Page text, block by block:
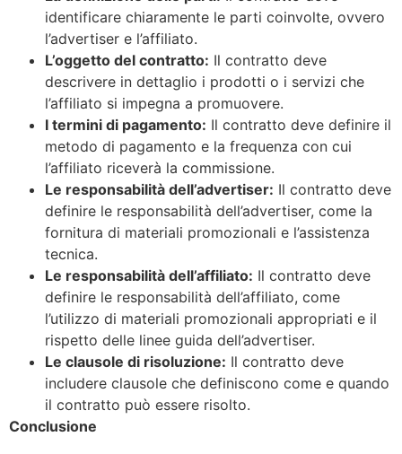
identificare chiaramente le parti coinvolte, ovvero
l’advertiser e l’affiliato.
L’oggetto del contratto: Il contratto deve
descrivere in dettaglio i prodotti o i servizi che
l’affiliato si impegna a promuovere.
I termini di pagamento: Il contratto deve definire il
metodo di pagamento e la frequenza con cui
l’affiliato riceverà la commissione.
Le responsabilità dell’advertiser: Il contratto deve
definire le responsabilità dell’advertiser, come la
fornitura di materiali promozionali e l’assistenza
tecnica.
Le responsabilità dell’affiliato: Il contratto deve
definire le responsabilità dell’affiliato, come
l’utilizzo di materiali promozionali appropriati e il
rispetto delle linee guida dell’advertiser.
Le clausole di risoluzione: Il contratto deve
includere clausole che definiscono come e quando
il contratto può essere risolto.
Conclusione